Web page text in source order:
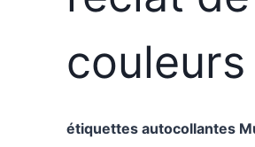
couleurs
étiquettes autocollantes